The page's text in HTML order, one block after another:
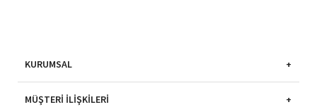
KURUMSAL
MÜŞTERI İLIŞKILERI